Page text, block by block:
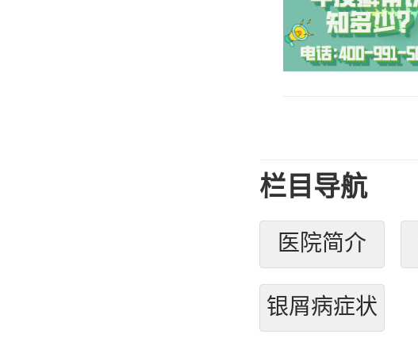
栏目导航
医院简介
银屑病症状